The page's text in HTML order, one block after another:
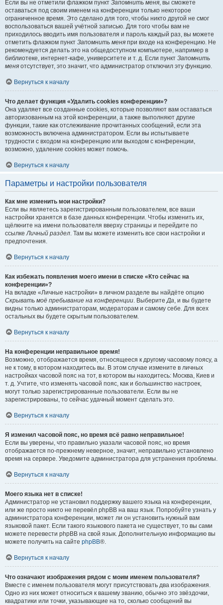
Если вы не отметили флажком пункт Запомнить меня, вы сможете
оставаться под своим именем на конференции только некоторое
ограниченное время. Это сделано для того, чтобы никто другой не смог
воспользоваться вашей учётной записью. Для того чтобы вам не
приходилось вводить имя пользователя и пароль каждый раз, вы можете
отметить флажком пункт Запомнить меня при входе на конференцию. Не
рекомендуется делать это на общедоступном компьютере, например в
библиотеке, интернет-кафе, университете и т. д. Если пункт Запомнить
меня отсутствует, это значит, что администратор отключил эту функцию.
Вернуться к началу
Что делает функция «Удалить cookies конференции»?
Она удаляет все созданные cookies, которые позволяют вам оставаться
авторизованным на этой конференции, а также выполняют другие
функции, такие как отслеживание прочитанных сообщений, если эта
возможность включена администратором. Если вы испытываете
трудности с входом на конференцию или выходом с конференции,
возможно, удаление cookies может помочь.
Вернуться к началу
Параметры и настройки пользователя
Как мне изменить мои настройки?
Если вы являетесь зарегистрированным пользователем, все ваши
настройки хранятся в базе данных конференции. Чтобы изменить их,
щёлкните на имени пользователя вверху страницы и перейдите по
ссылкеЛичный раздел. Там вы можете изменить все свои настройки и
предпочтения.
Вернуться к началу
Как избежать появления моего имени в списке «Кто сейчас на
конференции»?
На вкладке «Личные настройки» в личном разделе вы найдёте опцию
Скрывать моё пребывание на конференции. ВыберитеДа, и вы будете
видны только администраторам, модераторам и самому себе. Для всех
остальных вы будете скрытым пользователем.
Вернуться к началу
На конференции неправильное время!
Возможно, отображается время, относящееся к другому часовому поясу, а
не к тому, в котором находитесь вы. В этом случае измените в личных
настройках часовой пояс на тот, в котором вы находитесь: Москва, Киев и
т. д. Учтите, что изменять часовой пояс, как и большинство настроек,
могут только зарегистрированные пользователи. Если вы не
зарегистрированы, то сейчас удачный момент сделать это.
Вернуться к началу
Я изменил часовой пояс, но время всё равно неправильное!
Если вы уверены, что правильно указали часовой пояс, но время
отображается по-прежнему неверное, значит, неправильно установлено
время на сервере. Уведомите администратора для устранения проблемы.
Вернуться к началу
Моего языка нет в списке!
Администратор не установил поддержку вашего языка на конференции,
или же просто никто не перевёл phpBB на ваш язык. Попробуйте узнать у
администратора конференции, может ли он установить нужный вам
языковой пакет. Если такого языкового пакета не существует, то вы сами
можете перевести phpBB на свой язык. Дополнительную информацию вы
можете получить на сайте phpBB®.
Вернуться к началу
Что означают изображения рядом с моим именем пользователя?
Вместе с именем пользователя могут присутствовать два изображения.
Одно из них может относиться к вашему званию, обычно это звёздочки,
квадратики или точки, указывающие на то, сколько сообщений вы